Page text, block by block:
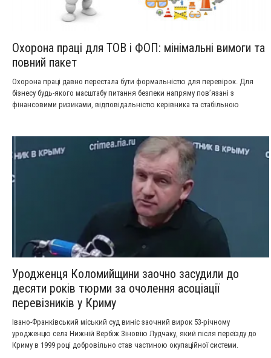
Охорона праці для ТОВ і ФОП: мінімальні вимоги та
повний пакет
Охорона праці давно перестала бути формальністю для перевірок. Для
бізнесу будь-якого масштабу питання безпеки напряму пов’язані з
фінансовими ризиками, відповідальністю керівника та стабільною
виконують фізично складні роботи.
Уродженця Коломийщини заочно засудили до
десяти років тюрми за очолення асоціації
перевізників у Криму
Івано-Франківський міський суд виніс заочний вирок 53-річному
уродженцю села Нижній Вербіж Зіновію Лудчаку, який після переїзду до
Криму в 1999 році добровільно став частиною окупаційної системи.